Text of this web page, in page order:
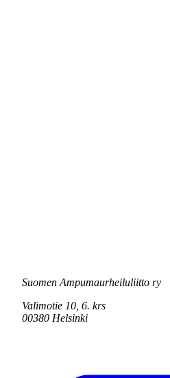
Suomen Ampumaurheiluliitto ry
Valimotie 10, 6. krs
00380 Helsinki